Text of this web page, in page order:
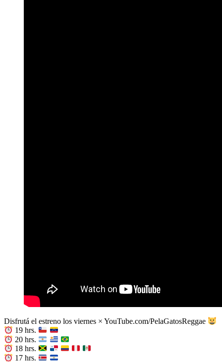
Disfrutá el estreno los viernes × YouTube.com/PelaGatosReggae
19 hrs.
20 hrs.
18 hrs.
17 hrs.